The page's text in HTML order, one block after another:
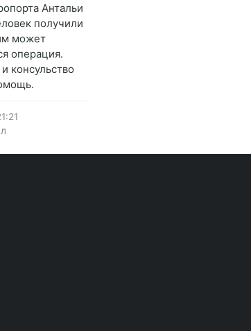
Антальи
получили
может
операция.
консульство